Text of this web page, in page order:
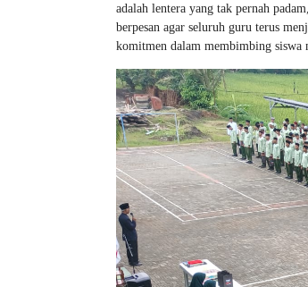
adalah lentera yang tak pernah
berpesan agar seluruh guru terus
komitmen dalam membimbing siswa